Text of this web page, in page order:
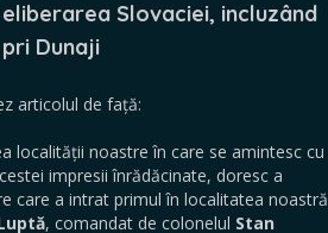
Slovaciei, incluzând
Dunaji
articolul de față:
localității noastre în care se amintesc cu
impresii înrădăcinate, doresc a
care a intrat primul în localitatea noastră
, comandat de colonelul Stan